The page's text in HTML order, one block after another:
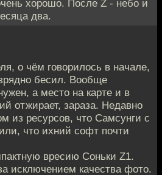
хорошо. После Z - небо и
два.
о чём говорилось в начале,
бесил. Вообще
а место на карте и в
отжирает, зараза. Недавно
из ресурсов, что Самсунги с
что ихний софт почти
вресию Соньки Z1.
исключением качества фото.